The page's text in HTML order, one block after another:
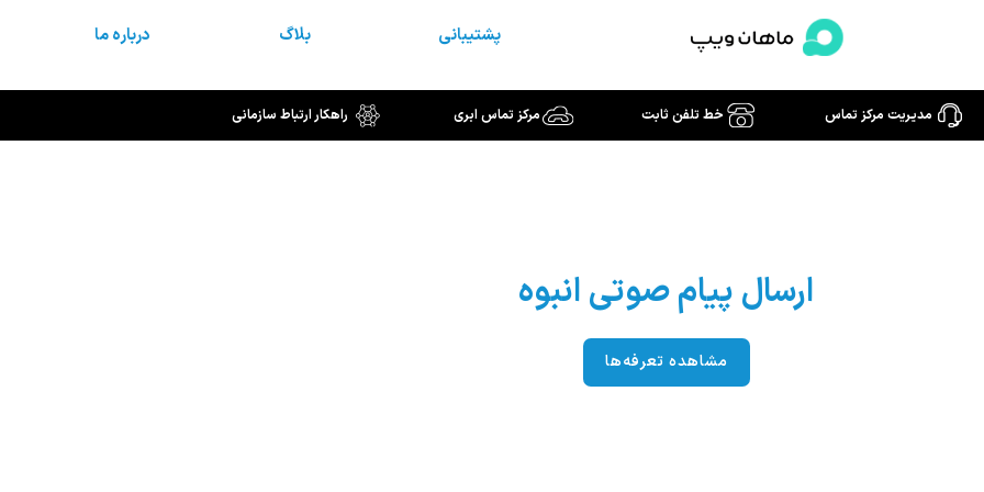
محتوا
پشتیبانی بلاگ درباره ما
مدیریت مرکز تماس خط تلفن ثابت مرکز تماس ابری راهکار ارتباط سازمانی
ارسال پیام صوتی انبوه
مشاهده تعرفه‌ها